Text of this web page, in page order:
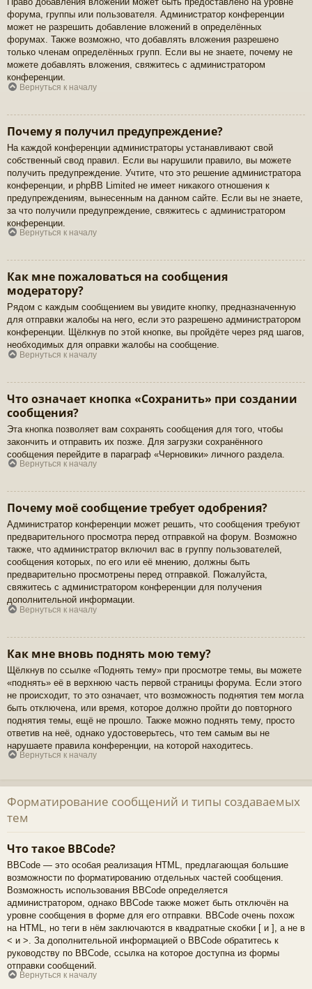
форума, группы или пользователя. Администратор конференции
может не разрешить добавление вложений в определённых
форумах. Также возможно, что добавлять вложения разрешено
только членам определённых групп. Если вы не знаете, почему не
можете добавлять вложения, свяжитесь с администратором
конференции.
Вернуться к началу
Почему я получил предупреждение?
На каждой конференции администраторы устанавливают свой
собственный свод правил. Если вы нарушили правило, вы можете
получить предупреждение. Учтите, что это решение администратора
конференции, и phpBB Limited не имеет никакого отношения к
предупреждениям, вынесенным на данном сайте. Если вы не знаете,
за что получили предупреждение, свяжитесь с администратором
конференции.
Вернуться к началу
Как мне пожаловаться на сообщения
модератору?
Рядом с каждым сообщением вы увидите кнопку, предназначенную
для отправки жалобы на него, если это разрешено администратором
конференции. Щёлкнув по этой кнопке, вы пройдёте через ряд шагов,
необходимых для оправки жалобы на сообщение.
Вернуться к началу
Что означает кнопка «Сохранить» при создании
сообщения?
Эта кнопка позволяет вам сохранять сообщения для того, чтобы
закончить и отправить их позже. Для загрузки сохранённого
сообщения перейдите в параграф «Черновики» личного раздела.
Вернуться к началу
Почему моё сообщение требует одобрения?
Администратор конференции может решить, что сообщения требуют
предварительного просмотра перед отправкой на форум. Возможно
также, что администратор включил вас в группу пользователей,
сообщения которых, по его или её мнению, должны быть
предварительно просмотрены перед отправкой. Пожалуйста,
свяжитесь с администратором конференции для получения
дополнительной информации.
Вернуться к началу
Как мне вновь поднять мою тему?
Щёлкнув по ссылке «Поднять тему» при просмотре темы, вы можете
«поднять» её в верхнюю часть первой страницы форума. Если этого
не происходит, то это означает, что возможность поднятия тем могла
быть отключена, или время, которое должно пройти до повторного
поднятия темы, ещё не прошло. Также можно поднять тему, просто
ответив на неё, однако удостоверьтесь, что тем самым вы не
нарушаете правила конференции, на которой находитесь.
Вернуться к началу
Форматирование сообщений и типы создаваемых
тем
Что такое BBCode?
BBCode — это особая реализация HTML, предлагающая большие
возможности по форматированию отдельных частей сообщения.
Возможность использования BBCode определяется
администратором, однако BBCode также может быть отключён на
уровне сообщения в форме для его отправки. BBCode очень похож
на HTML, но теги в нём заключаются в квадратные скобки [ и ], а не в
< и >. За дополнительной информацией о BBCode обратитесь к
руководству по BBCode, ссылка на которое доступна из формы
отправки сообщений.
Вернуться к началу